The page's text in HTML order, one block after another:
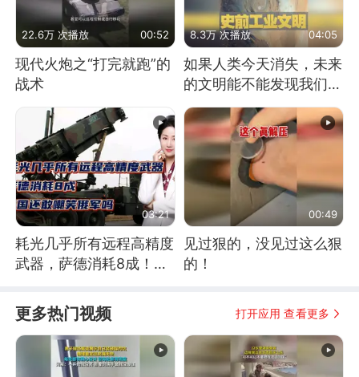
22.6万 次播放 00:52
现代火炮之“打完就跑”的
战术
8.3万 次播放 04:05
如果人类今天消失，未来
的文明能不能发现我们存
在过？
03:21
耗光几乎所有远程高精度
武器，萨德消耗8成！美
00:49
见过狠的，没见过这么狠
的！
更多热门视频 打开应用 查看更多